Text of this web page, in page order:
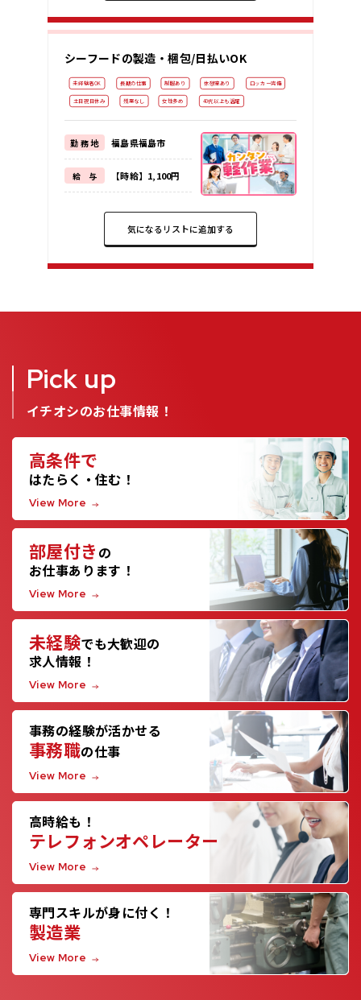
シーフードの製造・梱包/日払いOK
未経験者OK 長期の仕事 制服あり 休憩室あり ロッカー完備
土日祝日休み 残業なし 女性多め 40代以上も活躍
勤 務 地 福島県福島市
給 与 【時給】1,100円
気になるリストに追加する
Pick up
イチオシのお仕事情報！
高条件で
はたらく・住む！
View More
部屋付き の
お仕事あります！
View More
未経験でも大歓迎の
求人情報！
View More
事務の経験が活かせる
事務職の仕事
View More
高時給も！
テレフォンオペレーター
View More
専門スキルが身に付く！
製造業
View More